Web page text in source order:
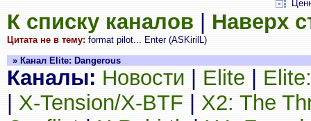
К списку каналов Наверх
Цитата не в тему: format pilot... Enter (ASKirilL)
» Канал Elite: Dangerous
Каналы: Новости Elite
X-Tension/X-BTF
X2: The